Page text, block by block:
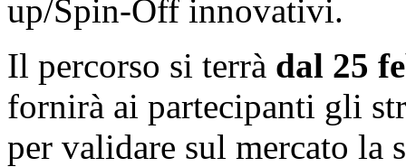
up/Spin-Off innovativi.
Il percorso si terrà dal 25
fornirà ai partecipanti gli
per validare sul mercato la